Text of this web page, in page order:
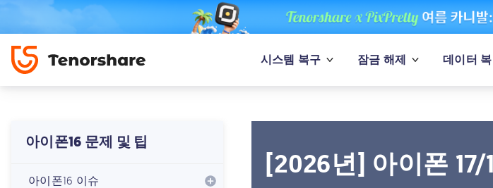
시스템 복구 잠금 해제 데이터
아이폰16 문제 및 팁
아이폰16 이슈
[2026년] 아이폰